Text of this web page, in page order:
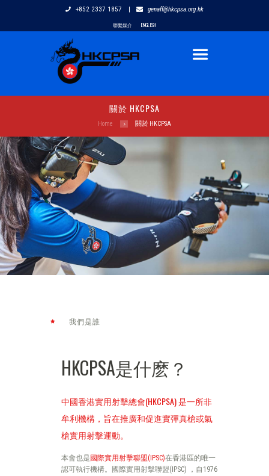
+852 2337 1857 | genaff@hkcpsa.org.hk
聯繫媒介 ENGLISH
關於 HKCPSA
Home 關於 HKCPSA
我們是誰
HKCPSA是什麽？
中國香港實用射擊總會(HKCPSA) 是一所非
牟利機構，旨在推廣和促進實彈真槍或氣
槍實用射擊運動。
本會也是 國際實用射擊聯盟(IPSC)在香港區的唯一
認可執行機構。國際實用射擊聯盟(IPSC) ，自1976